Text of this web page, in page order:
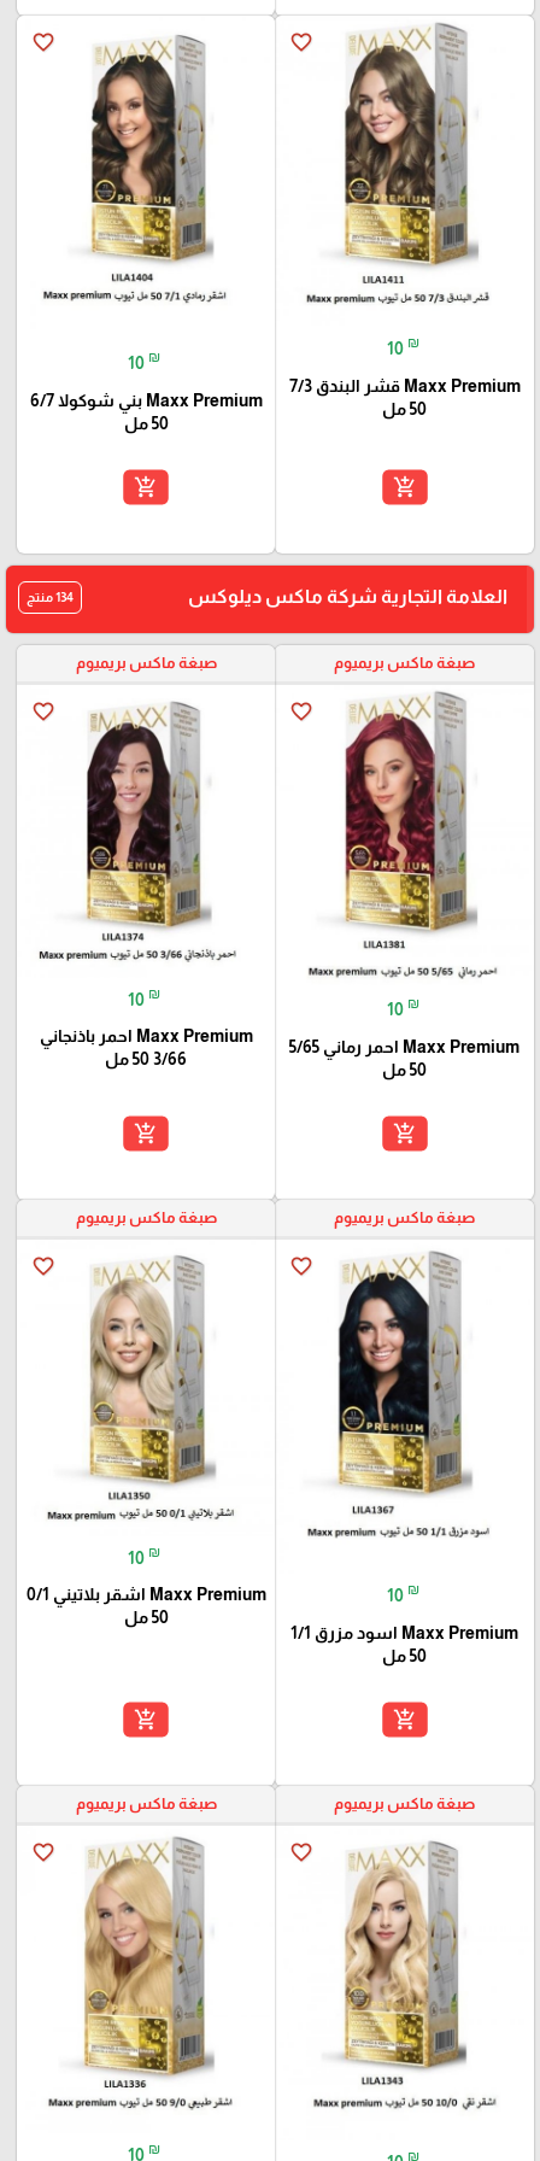
favorite_border
10 ₪
Maxx Premium قشر البندق 7/3
50 مل
add_shopping_cart
favorite_border
10 ₪
Maxx Premium بني شوكولا 6/7
50 مل
add_shopping_cart
العلامة التجارية شركة ماكس ديلوكس 134 منتج
صبغة ماكس بريميوم
favorite_border
10 ₪
Maxx Premium احمر رماني 5/65
50 مل
add_shopping_cart
صبغة ماكس بريميوم
favorite_border
10 ₪
Maxx Premium احمر باذنجاني
3/66 50 مل
add_shopping_cart
صبغة ماكس بريميوم
favorite_border
10 ₪
Maxx Premium اسود مزرق 1/1
50 مل
add_shopping_cart
صبغة ماكس بريميوم
favorite_border
10 ₪
Maxx Premium اشقر بلاتيني 0/1
50 مل
add_shopping_cart
صبغة ماكس بريميوم
favorite_border
₪
صبغة ماكس بريميوم
favorite_border
10 ₪